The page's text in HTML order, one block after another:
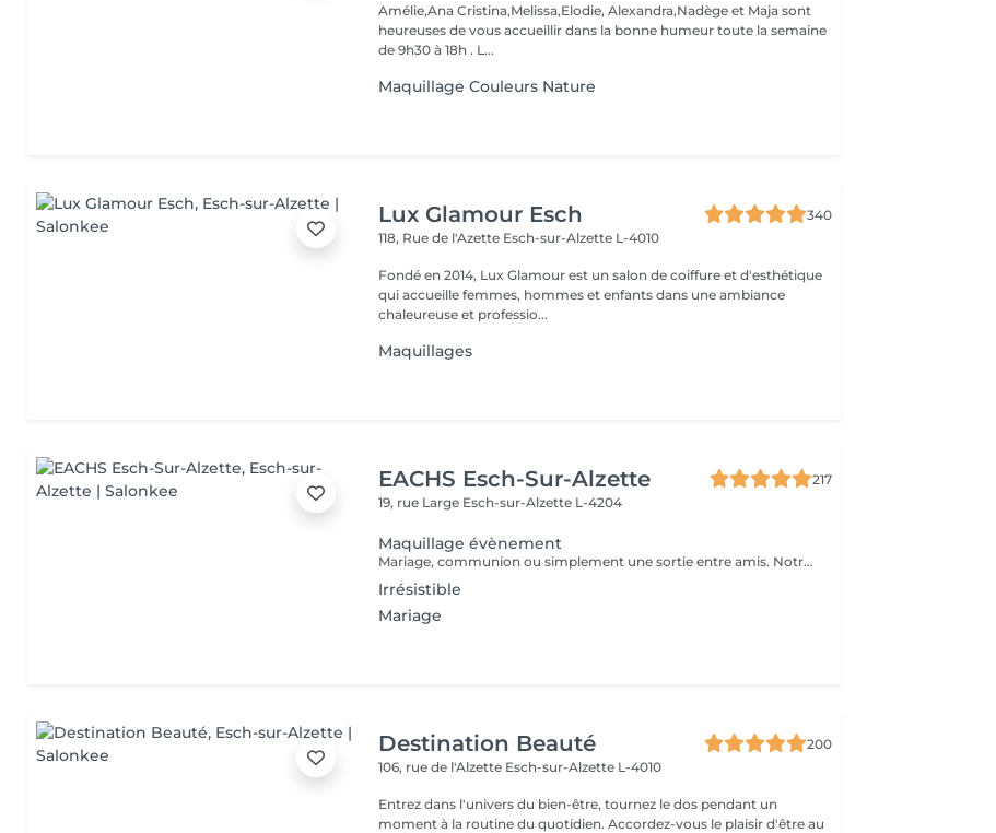
Amélie,Ana Cristina,Melissa,Elodie, Alexandra,Nadège et Maja sont
heureuses de vous accueillir dans la bonne humeur toute la semaine
de 9h30 à 18h . L...
Maquillage Couleurs Nature
Lux Glamour Esch
340
118, Rue de l'Azette Esch-sur-Alzette L-4010
Fondé en 2014, Lux Glamour est un salon de coiffure et d'esthétique
qui accueille femmes, hommes et enfants dans une ambiance
chaleureuse et professio...
Maquillages
EACHS Esch-Sur-Alzette
217
19, rue Large Esch-sur-Alzette L-4204
Maquillage évènement
Mariage, communion ou simplement une sortie entre amis. Notre maquilleuse professionnelle s'adapte à vos envies et besoins. N'attendez plus et réservez ce service d'exception qui sera la touche finale à votre évènement.
Irrésistible
Mariage
Destination Beauté
200
106, rue de l'Alzette Esch-sur-Alzette L-4010
Entrez dans l'univers du bien-être, tournez le dos pendant un
moment à la routine du quotidien. Accordez-vous le plaisir d'être au